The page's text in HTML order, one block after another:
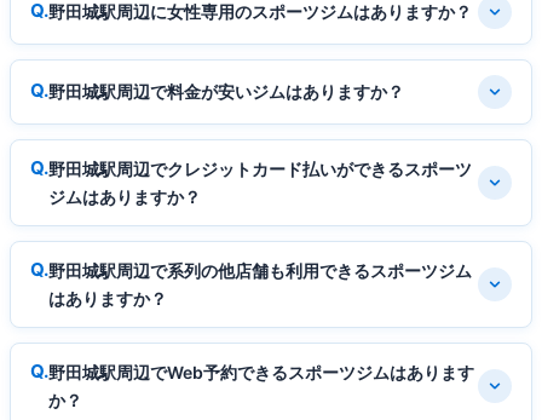
野田城駅周辺に女性専用のスポーツジムはありますか？
野田城駅周辺で料金が安いジムはありますか？
野田城駅周辺でクレジットカード払いができるスポーツ
ジムはありますか？
野田城駅周辺で系列の他店舗も利用できるスポーツジム
はありますか？
野田城駅周辺でWeb予約できるスポーツジムはあります
か？